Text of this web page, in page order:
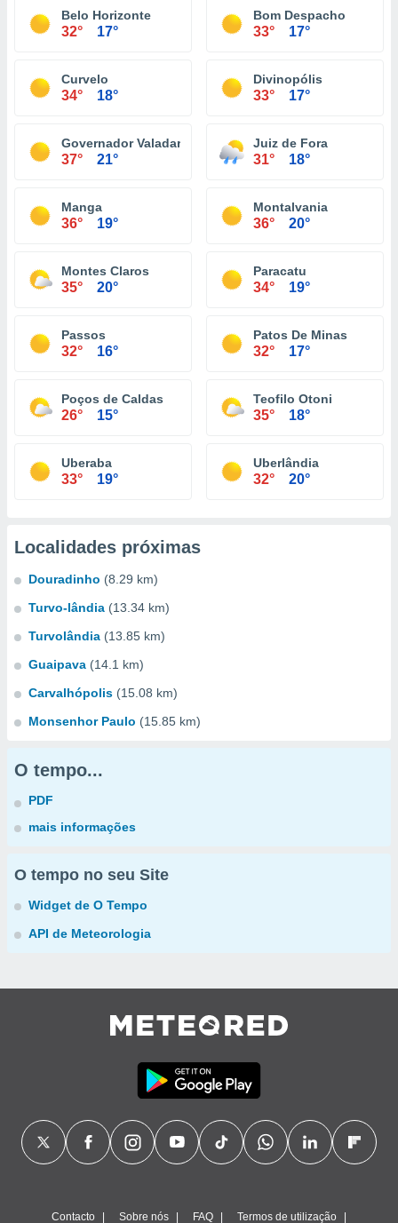
Belo Horizonte
32° 17°
Bom Despacho
33° 17°
Curvelo
34° 18°
Divinopólis
33° 17°
Governador Valadares
37° 21°
Juiz de Fora
31° 18°
Manga
36° 19°
Montalvania
36° 20°
Montes Claros
35° 20°
Paracatu
34° 19°
Passos
32° 16°
Patos De Minas
32° 17°
Poços de Caldas
26° 15°
Teofilo Otoni
35° 18°
Uberaba
33° 19°
Uberlândia
32° 20°
Localidades próximas
Douradinho (8.29 km)
Turvo-lândia (13.34 km)
Turvolândia (13.85 km)
Guaipava (14.1 km)
Carvalhópolis (15.08 km)
Monsenhor Paulo (15.85 km)
O tempo...
PDF
mais informações
O tempo no seu Site
Widget de O Tempo
API de Meteorologia
Contacto Sobre nós FAQ Termos de utilização